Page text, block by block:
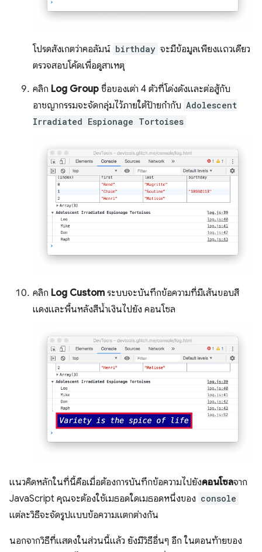
โปรดสังเกตว่าคอลัมน์ birthday จะมีข้อมูลเพียงแถวเดียว
ตรวจสอบโค้ดเพื่อดูสาเหตุ
คลิก Log Group ชื่อของเต่า 4 ตัวที่โด่งดังและต่อสู้กับ
อาชญากรรมจะจัดกลุ่มไว้ภายใต้ป้ายกำกับ Adolescent
Irradiated Espionage Tortoises
คลิก Log Custom ระบบจะบันทึกข้อความที่มีเส้นขอบสี
แดงและพื้นหลังสีน้ำเงินไปยัง คอนโซล
แนวคิดหลักในที่นี้คือเมื่อต้องการบันทึกข้อความไปยังคอนโซลจาก
JavaScript คุณจะต้องใช้เมธอดใดเมธอดหนึ่งของ console
แต่ละวิธีจะจัดรูปแบบข้อความแตกต่างกัน
นอกจากวิธีที่แสดงในส่วนนี้แล้ว ยังมีวิธีอื่นๆ อีก ในตอนท้ายของ